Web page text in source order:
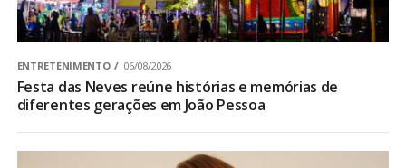
ENTRETENIMENTO 06/08/2026
Festa das Neves reúne histórias e memórias de
diferentes gerações em João Pessoa